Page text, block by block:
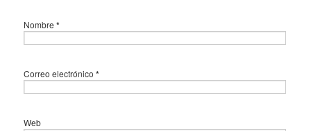
Nombre *
Correo electrónico *
Web